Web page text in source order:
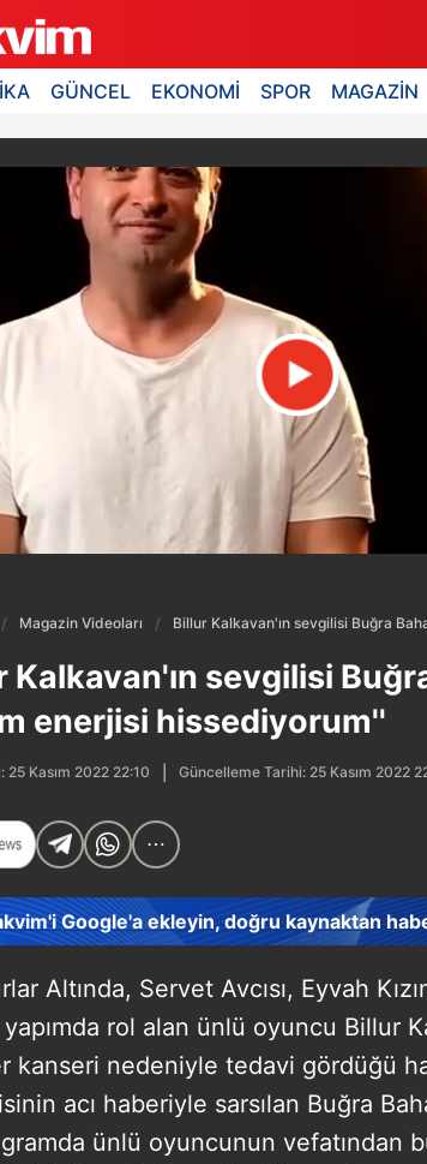
GÜNCEL EKONOMİ SPOR MAGAZİN
Magazin Videoları Billur Kalkavan'ın sevgilisi Buğra
Kalkavan'ın sevgilisi
enerjisi hissediyorum''
25 Kasım 2022 22:10 Güncelleme Tarihi: 25 Kasım 2022
Google'a ekleyin, doğru kaynaktan
Altında, Servet Avcısı, Eyvah
rol alan ünlü oyuncu Billur
kanseri nedeniyle tedavi gördüğü
acı haberiyle sarsılan Buğra
ünlü oyuncunun vefatından